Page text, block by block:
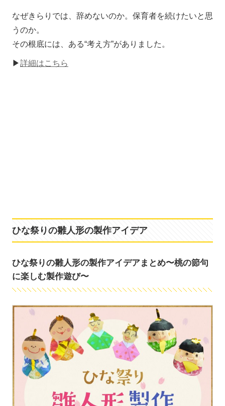
なぜきらりでは、辞めないのか。保育者を続けたいと思
うのか。
その根底には、ある“考え方”がありました。
▶詳細はこちら
ひな祭りの雛人形の製作アイデア
ひな祭りの雛人形の製作アイデアまとめ〜桃の節句
に楽しむ製作遊び〜